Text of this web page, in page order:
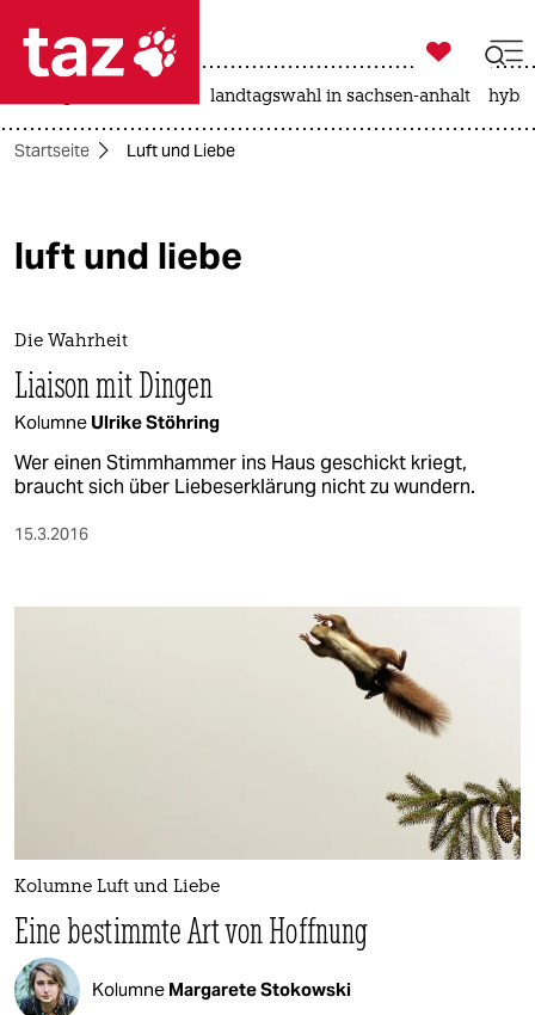
 taz zahl ich
taz zahl ich
politik
gesellschaft
kultur
sport
berlin
fragen & hilfe
unterstützen
abo

taz zahl ich
landtagswahl in sachsen-anhalt
Startseite Luft und Liebe
luft und liebe
Die Wahrheit
Liaison mit Dingen
Kolumne Ulrike Stöhring
Wer einen Stimmhammer ins Haus geschickt kriegt,
braucht sich über Liebeserklärung nicht zu wundern.
15.3.2016
Kolumne Luft und Liebe
Eine bestimmte Art von Hoffnung
Kolumne Margarete Stokowski